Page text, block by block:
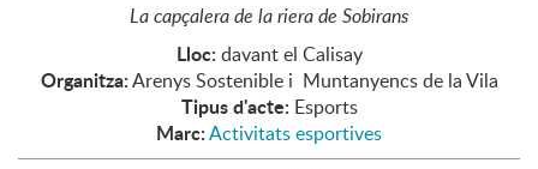
La capçalera de la riera de Sobirans
Lloc: davant el Calisay
Organitza:Arenys Sostenible i Muntanyencs de la Vila
Tipus d'acte: Esports
Marc:Activitats esportives